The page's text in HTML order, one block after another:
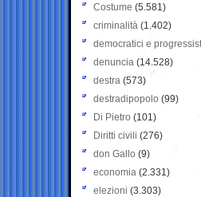
Costume (5.581)
criminalità (1.402)
democratici e
denuncia (14.528)
destra (573)
destradipopolo (99)
Di Pietro (101)
Diritti civili (276)
don Gallo (9)
economia (2.331)
elezioni (3.303)